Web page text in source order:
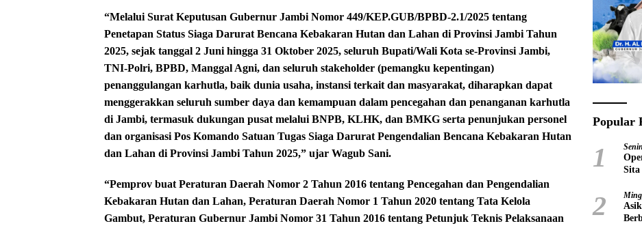
“Melalui Surat Keputusan Gubernur Jambi Nomor 449/KEP.GUB/BPBD-2.1/2025 tentang
Penetapan Status Siaga Darurat Bencana Kebakaran Hutan dan Lahan di Provinsi Jambi Tahun
2025, sejak tanggal 2 Juni hingga 31 Oktober 2025, seluruh Bupati/Wali Kota se-Provinsi Jambi,
TNI-Polri, BPBD, Manggal Agni, dan seluruh stakeholder (pemangku kepentingan)
penanggulangan karhutla, baik dunia usaha, instansi terkait dan masyarakat, diharapkan dapat
menggerakkan seluruh sumber daya dan kemampuan dalam pencegahan dan penanganan karhutla
di Jambi, termasuk dukungan pusat melalui BNPB, KLHK, dan BMKG serta penunjukan personel
dan organisasi Pos Komando Satuan Tugas Siaga Darurat Pengendalian Bencana Kebakaran Hutan
dan Lahan di Provinsi Jambi Tahun 2025,” ujar Wagub Sani.
“Pemprov buat Peraturan Daerah Nomor 2 Tahun 2016 tentang Pencegahan dan Pengendalian
Kebakaran Hutan dan Lahan, Peraturan Daerah Nomor 1 Tahun 2020 tentang Tata Kelola
Gambut, Peraturan Gubernur Jambi Nomor 31 Tahun 2016 tentang Petunjuk Teknis Pelaksanaan
Popular
1
Sita
2